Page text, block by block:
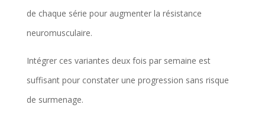
de chaque série pour augmenter la résistance
neuromusculaire.
Intégrer ces variantes deux fois par semaine est
suffisant pour constater une progression sans risque
de surmenage.